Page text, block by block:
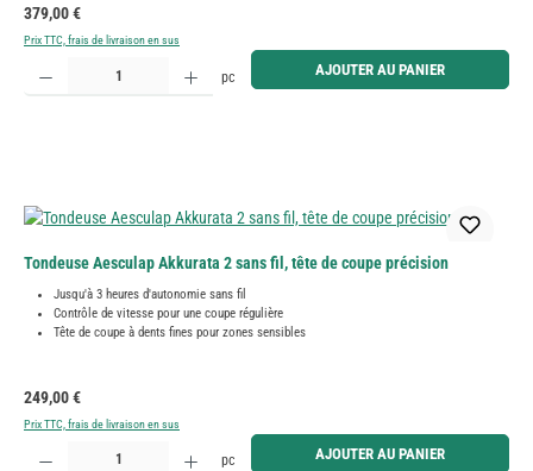
Prix régulier :
379,00 €
Prix TTC, frais de livraison en sus
Quantité de produit : Entrez la quantité souhaitée ou utilisez les boutons pour augmenter ou
pc AJOUTER AU PANIER
Tondeuse Aesculap Akkurata 2 sans fil, tête de coupe précision
Jusqu'à 3 heures d'autonomie sans fil
Contrôle de vitesse pour une coupe régulière
Tête de coupe à dents fines pour zones sensibles
Prix régulier :
249,00 €
Prix TTC, frais de livraison en sus
Quantité de produit : Entrez la quantité souhaitée ou utilisez les boutons pour augmenter ou
pc AJOUTER AU PANIER